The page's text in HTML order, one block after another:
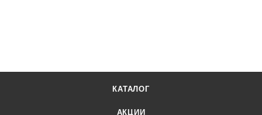
КАТАЛОГ
АКЦИИ